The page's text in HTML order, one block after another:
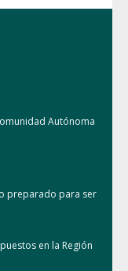
Autónoma
preparado para ser
en la Región